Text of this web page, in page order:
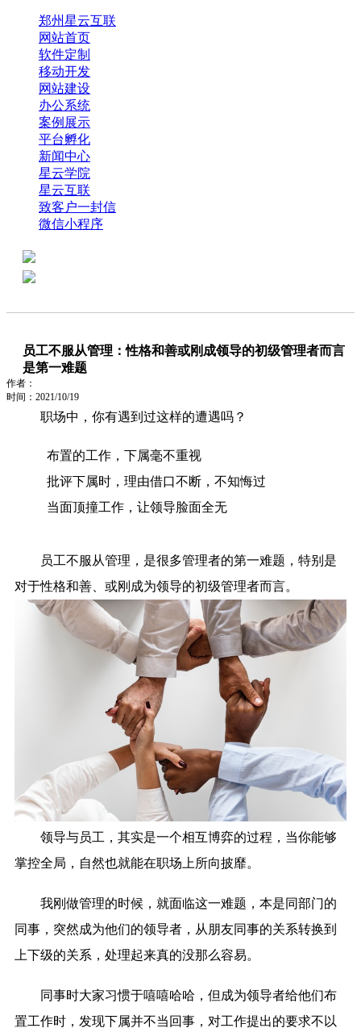
郑州星云互联
网站首页
软件定制
移动开发
网站建设
办公系统
案例展示
平台孵化
新闻中心
星云学院
星云互联
致客户一封信
微信小程序
员工不服从管理：性格和善或刚成领导的初级管理者而言
是第一难题
作者：
时间：2021/10/19
职场中，你有遇到过这样的遭遇吗？
布置的工作，下属毫不重视
批评下属时，理由借口不断，不知悔过
当面顶撞工作，让领导脸面全无
员工不服从管理，是很多管理者的第一难题，特别是
对于性格和善、或刚成为领导的初级管理者而言。
领导与员工，其实是一个相互博弈的过程，当你能够
掌控全局，自然也就能在职场上所向披靡。
我刚做管理的时候，就面临这一难题，本是同部门的
同事，突然成为他们的领导者，从朋友同事的关系转换到
上下级的关系，处理起来真的没那么容易。
同事时大家习惯于嘻嘻哈哈，但成为领导者给他们布
置工作时，发现下属并不当回事，对工作提出的要求不以